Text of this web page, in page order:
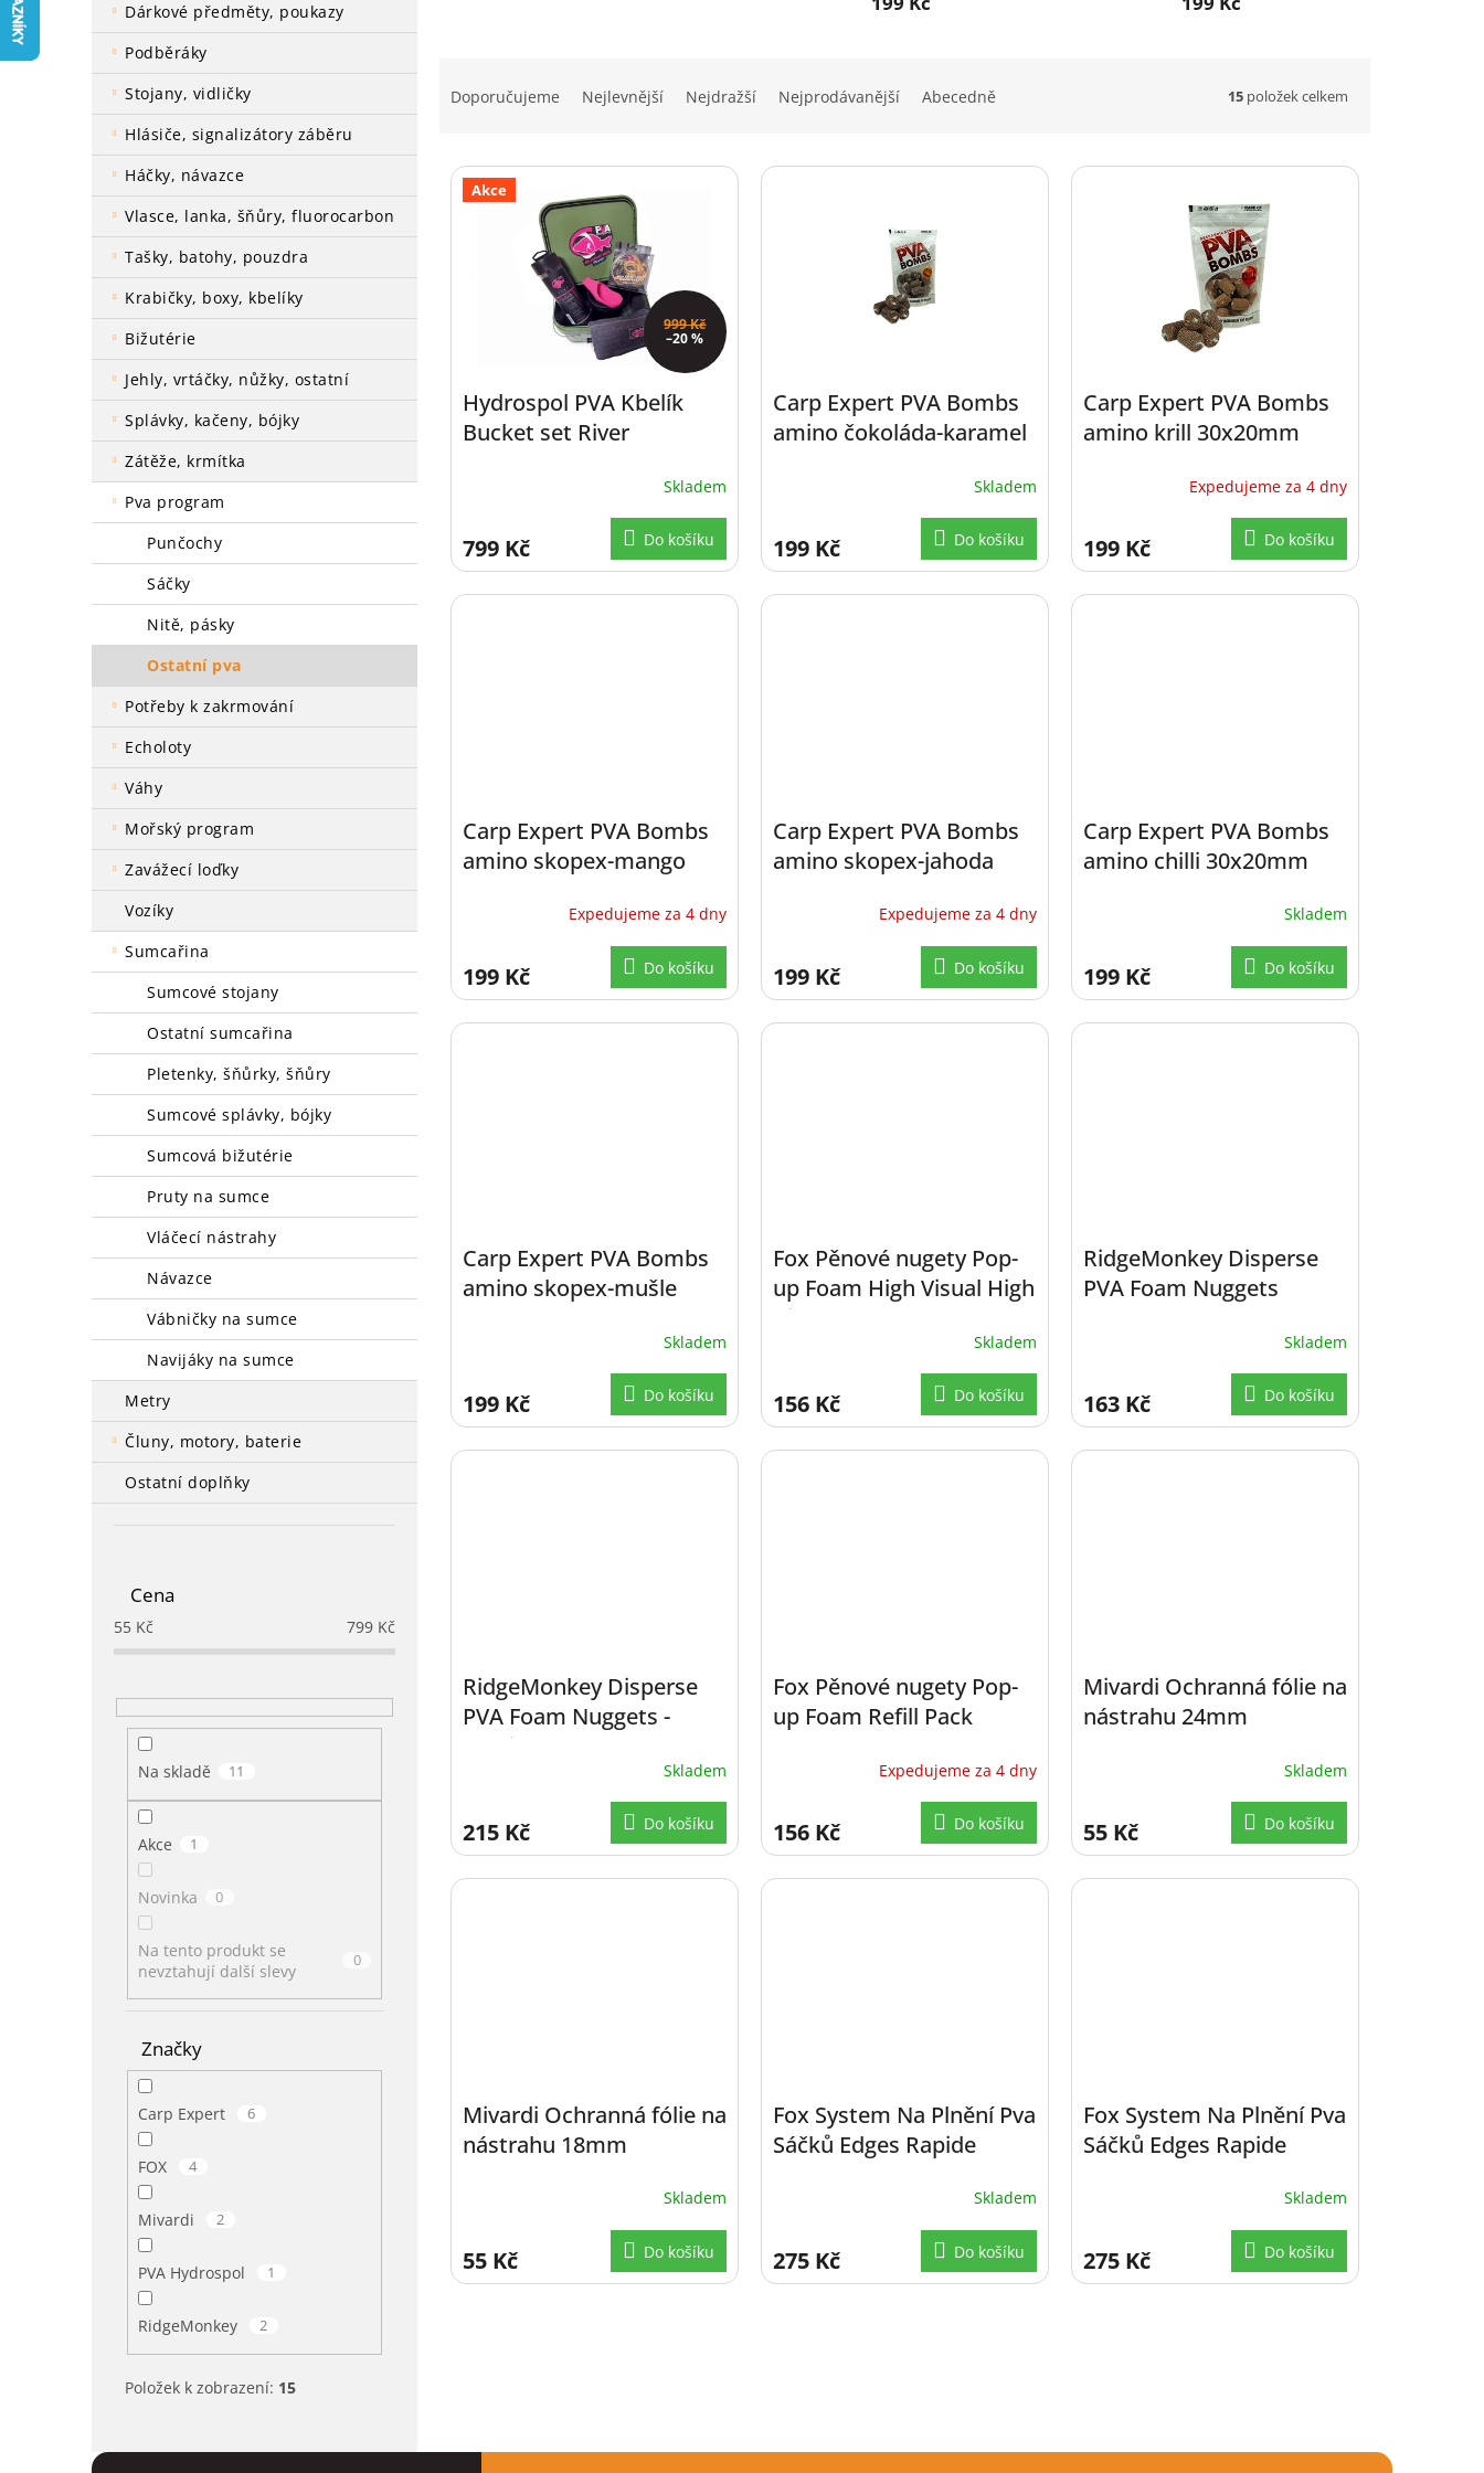
n
dárkové předměty, poukazy
podběráky
stojany, vidličky
hlásiče, signalizátory záběru
háčky, návazce
vlasce, lanka, šňůry, fluorocarbon
tašky, batohy, pouzdra
krabičky, boxy, kbelíky
bižutérie
jehly, vrtáčky, nůžky, ostatní
splávky, kačeny, bójky
zátěže, krmítka
pva program
punčochy
sáčky
nitě, pásky
ostatní pva
potřeby k zakrmování
echoloty
váhy
mořský program
zavážecí loďky
vozíky
sumcařina
sumcové stojany
ostatní sumcařina
pletenky, šňůrky, šňůry
sumcové splávky, bójky
sumcová bižutérie
pruty na sumce
vláčecí nástrahy
návazce
vábničky na sumce
navijáky na sumce
metry
čluny, motory, baterie
ostatní doplňky
Cena
55 Kč 799 Kč
Na skladě 11
Akce 1
Novinka 0
Na tento produkt se
nevztahují další slevy
0
Značky
Carp Expert 6
FOX 4
Mivardi 2
PVA Hydrospol 1
RidgeMonkey 2
Položek k zobrazení: 15
Doporučujeme Nejlevnější Nejdražší Nejprodávanější Abecedně 15 položek celkem
Akce
999 Kč
–20 %
Hydrospol PVA Kbelík
Bucket set River
Skladem
799 Kč Do košíku
Carp Expert PVA Bombs
amino čokoláda-karamel
Skladem
199 Kč Do košíku
Carp Expert PVA Bombs
amino krill 30x20mm
Expedujeme za 4 dny
199 Kč Do košíku
Carp Expert PVA Bombs
amino skopex-mango
Expedujeme za 4 dny
199 Kč Do košíku
Carp Expert PVA Bombs
amino skopex-jahoda
Expedujeme za 4 dny
199 Kč Do košíku
Carp Expert PVA Bombs
amino chilli 30x20mm
Skladem
199 Kč Do košíku
Carp Expert PVA Bombs
amino skopex-mušle
Skladem
199 Kč Do košíku
Fox Pěnové nugety Pop-
up Foam High Visual High
Risers
Skladem
156 Kč Do košíku
RidgeMonkey Disperse
PVA Foam Nuggets
Skladem
163 Kč Do košíku
RidgeMonkey Disperse
PVA Foam Nuggets -
Session Pack
Skladem
215 Kč Do košíku
Fox Pěnové nugety Pop-
up Foam Refill Pack
Expedujeme za 4 dny
156 Kč Do košíku
Mivardi Ochranná fólie na
nástrahu 24mm
Skladem
55 Kč Do košíku
Mivardi Ochranná fólie na
nástrahu 18mm
Skladem
55 Kč Do košíku
Fox System Na Plnění Pva
Sáčků Edges Rapide
Skladem
275 Kč Do košíku
Fox System Na Plnění Pva
Sáčků Edges Rapide
Skladem
275 Kč Do košíku
c